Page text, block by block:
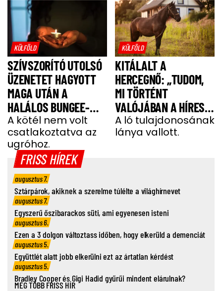
KÜLFÖLD
SZÍVSZORÍTÓ UTOLSÓ
ÜZENETET HAGYOTT
MAGA UTÁN A
HALÁLOS BUNGEE-
UGRÁS ELŐTT A
FIATAL NŐ
A kötél nem volt
csatlakoztatva az
ugróhoz.
KÜLFÖLD
KITÁLALT A
HERCEGNŐ: „TUDOM,
MI TÖRTÉNT
VALÓJÁBAN A HÍRES
SHERGAR CSŐDÖRREL”
A ló tulajdonosának
lánya vallott.
FRISS HÍREK
augusztus 7.
Sztárpárok, akiknek a szerelme túlélte a világhírnevet
augusztus 7.
Egyszerű őszibarackos süti, ami egyenesen isteni
augusztus 6.
Ezen a 3 dolgon változtass időben, hogy elkerüld a demenciát
augusztus 5.
Együttlét alatt jobb elkerülni ezt az ártatlan kérdést
augusztus 5.
Bradley Cooper és Gigi Hadid gyűrűi mindent elárulnak?
MÉG TÖBB FRISS HÍR